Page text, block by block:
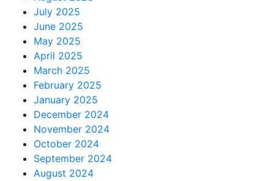
July 2025
June 2025
May 2025
April 2025
March 2025
February 2025
January 2025
December 2024
November 2024
October 2024
September 2024
August 2024